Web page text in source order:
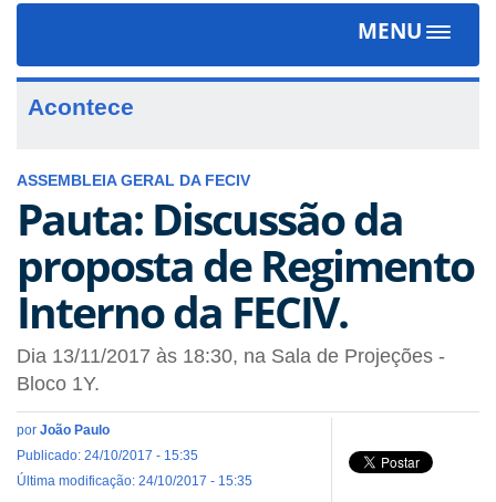
MENU
Toggle
Acontece
ASSEMBLEIA GERAL DA FECIV
Pauta: Discussão da
proposta de Regimento
Interno da FECIV.
Dia 13/11/2017 às 18:30, na Sala de Projeções -
Bloco 1Y.
por João Paulo
Publicado: 24/10/2017 - 15:35
Última modificação: 24/10/2017 - 15:35